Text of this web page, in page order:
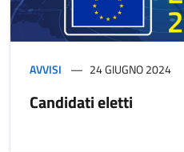
AVVISI 24 GIUGNO 2024
Candidati eletti